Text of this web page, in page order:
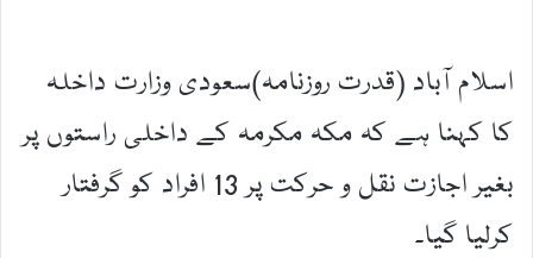
اسلام آباد (قدرت روزنامہ)سعودی وزارت داخلہ
کا کہنا ہے کہ مکہ مکرمہ کے داخلی راستوں پر
بغیر اجازت نقل و حرکت پر 13 افراد کو گرفتار
کرلیا گیا۔